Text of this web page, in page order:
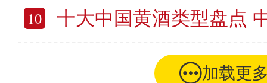
10 十大中国黄酒类型盘点 中国著名
加载更